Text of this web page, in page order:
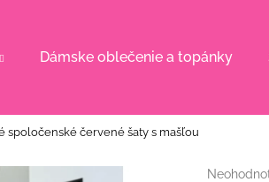
Dámske oblečenie a topánky
spoločenské červené šaty s mašľou
Priemerné